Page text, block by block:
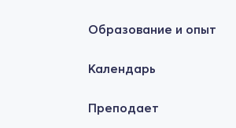
Образование и опыт
Календарь
Преподает